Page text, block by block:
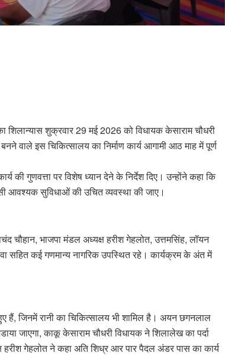
शिलान्यास शुक्रवार 29 मई 2026 को विधायक केसाराम चौधरी
वाले इस चिकित्सालय का निर्माण कार्य आगामी आठ माह में पूर्ण
की गुणवत्ता पर विशेष ध्यान देने के निर्देश दिए। उन्होंने कहा कि
आवश्यक सुविधाओं की उचित व्यवस्था की जाए।
चौहान, भाजपा मंडल अध्यक्ष हरीश गेहलोत, उत्तमसिंह, लॉयन
सहित कई गणमान्य नागरिक उपस्थित रहे। कार्यक्रम के अंत में
जिनमें रानी का चिकित्सालय भी शामिल है। अयन छगनलाल
जाएगा, काकू केसाराम चौधरी विधायक ने शिलालेख का पर्दा
हरीश गेहलोत ने कहा अति शिध्र आर पार पैदल अंडर पास का कार्य